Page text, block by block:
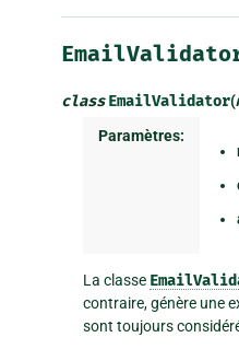
class EmailValidator(
Paramètres:
La classe
contraire, génère une
sont toujours